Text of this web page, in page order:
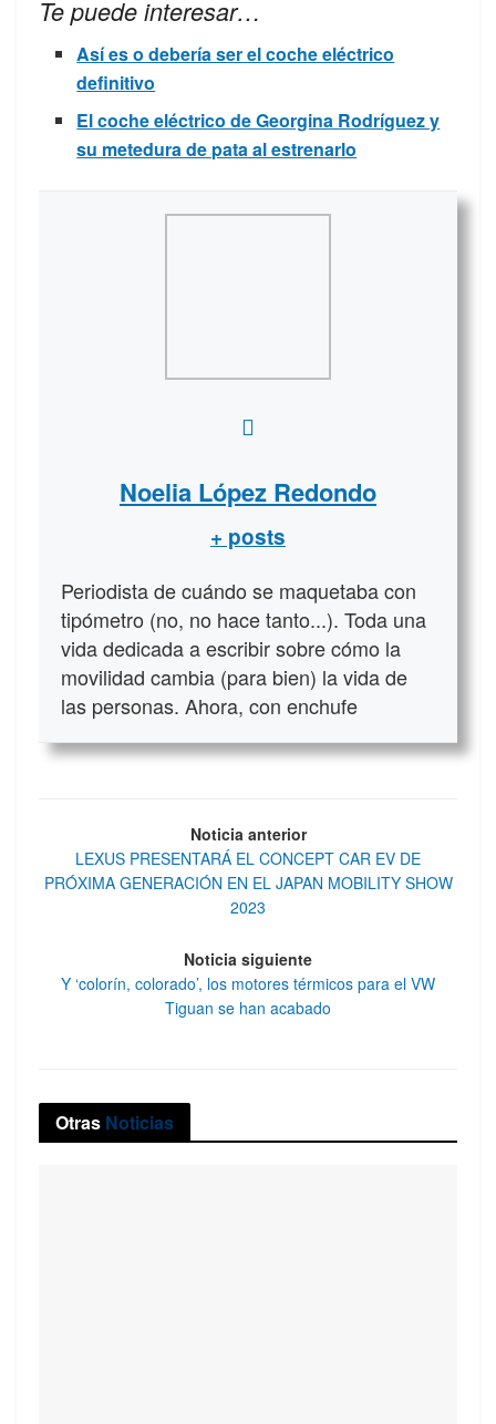
Te puede interesar…
Así es o debería ser el coche eléctrico
definitivo
El coche eléctrico de Georgina Rodríguez y
su metedura de pata al estrenarlo
Noelia López Redondo
+ posts
Periodista de cuándo se maquetaba con
tipómetro (no, no hace tanto...). Toda una
vida dedicada a escribir sobre cómo la
movilidad cambia (para bien) la vida de
las personas. Ahora, con enchufe
Noticia anterior
LEXUS PRESENTARÁ EL CONCEPT CAR EV DE
PRÓXIMA GENERACIÓN EN EL JAPAN MOBILITY SHOW
2023
Noticia siguiente
Y ‘colorín, colorado’, los motores térmicos para el VW
Tiguan se han acabado
Otras Noticias